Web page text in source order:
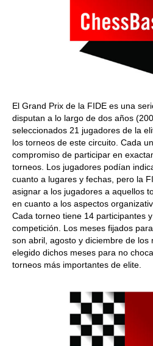
El Grand Prix de la FIDE es una
disputan a lo largo de dos años
seleccionados 21 jugadores de la
los torneos de este circuito. Cada
compromiso de participar en
torneos. Los jugadores podían
cuanto a lugares y fechas, pero la
asignar a los jugadores a aquellos
en cuanto a los aspectos
Cada torneo tiene 14 participantes
competición. Los meses fijados
son abril, agosto y diciembre de los
elegido dichos meses para no
torneos más importantes de elite.